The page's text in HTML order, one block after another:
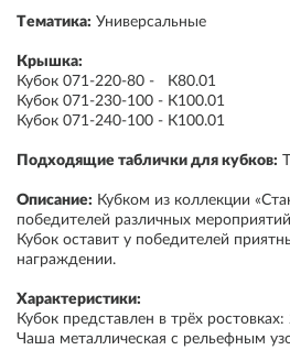
Тематика: Универсальные
Крышка:
Кубок 071-220-80 - К80.01
Кубок 071-230-100 - К100.01
Кубок 071-240-100 - К100.01
Подходящие таблички для кубков:
Описание: Кубком из коллекции
победителей различных
Кубок оставит у победителей
награждении.
Характеристики:
Кубок представлен в трёх
Чаша металлическая с рельефным